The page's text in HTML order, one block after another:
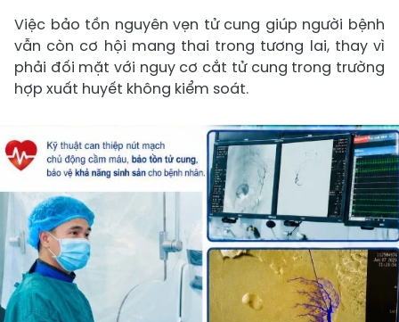
Việc bảo tồn nguyên vẹn tử cung giúp người bệnh
vẫn còn cơ hội mang thai trong tương lai, thay vì
phải đối mặt với nguy cơ cắt tử cung trong trường
hợp xuất huyết không kiểm soát.